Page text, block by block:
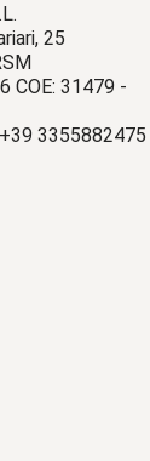
25
COE: 31479 -
3355882475